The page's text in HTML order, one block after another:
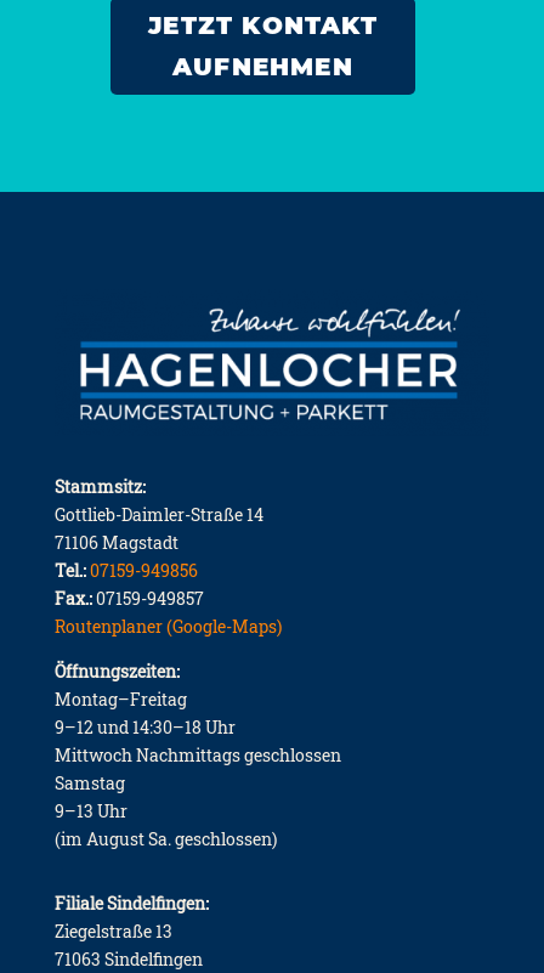
JETZT KONTAKT
AUFNEHMEN
Stammsitz:
Gottlieb-Daimler-Straße 14
71106 Magstadt
Tel.:07159-949856
Fax.:07159-949857
Routenplaner (Google-Maps)
Öffnungszeiten:
Montag–Freitag
9–12 und 14:30–18 Uhr
Mittwoch Nachmittags geschlossen
Samstag
9–13 Uhr
(im August Sa. geschlossen)
Filiale Sindelfingen:
Ziegelstraße 13
71063 Sindelfingen